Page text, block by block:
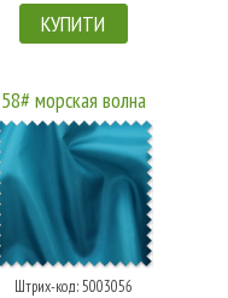
КУПИТИ
58# морская волна
Штрих-код: 5003056